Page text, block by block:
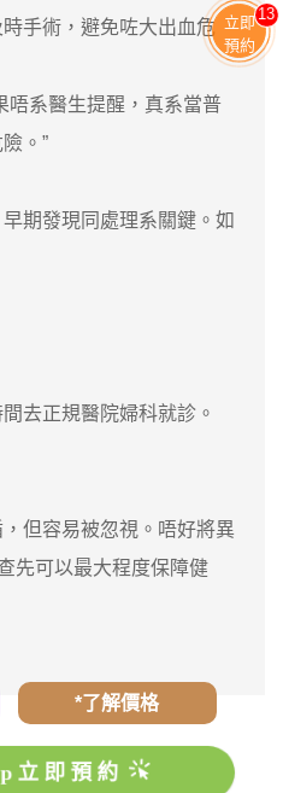
手術，避免咗大出血危
系醫生提醒，真系當普
。”
發現同處理系關鍵。如
正規醫院婦科就診。
但容易被忽視。唔好將異
先可以最大程度保障健
*了解價格
即預約
立即
預約
13